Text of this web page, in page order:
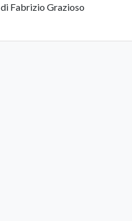
di Fabrizio Grazioso